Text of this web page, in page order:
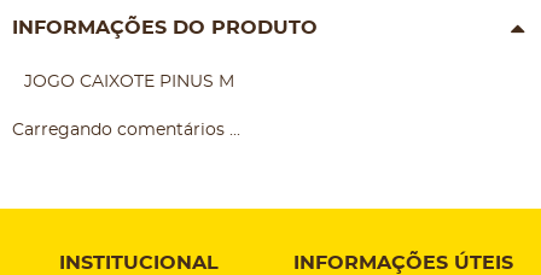
INFORMAÇÕES DO PRODUTO
JOGO CAIXOTE PINUS M
Carregando comentários ...
INSTITUCIONAL INFORMAÇÕES ÚTEIS